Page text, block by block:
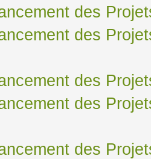
des
des
des
des
des